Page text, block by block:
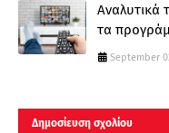
Αναλυτικά
τα
September
Δημοσίευση σχολίου